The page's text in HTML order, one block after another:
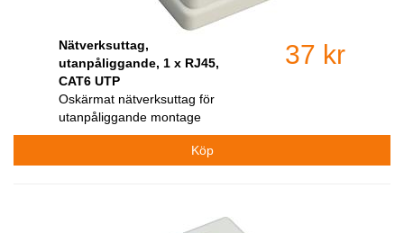
Nätverksuttag,
utanpåliggande, 1 x RJ45,
CAT6 UTP
Oskärmat nätverksuttag för
utanpåliggande montage
37 kr